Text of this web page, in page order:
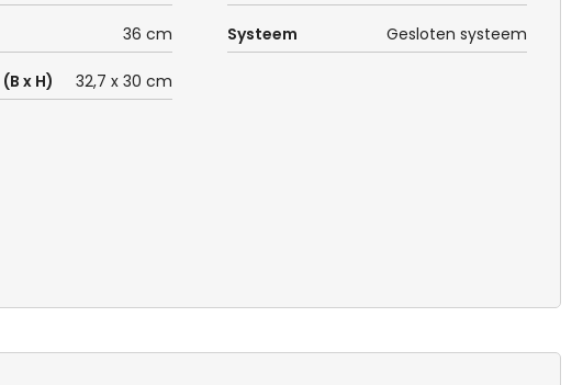
36 cm
x H) 32,7 x 30 cm
Systeem Gesloten systeem